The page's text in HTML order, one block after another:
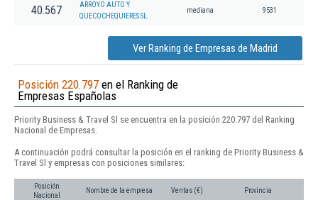
40.567
ARROYO AUTO Y
QUECOCHEQUIERES SL.
mediana 9531
Ver Ranking de Empresas de Madrid
Posición 220.797 en el Ranking de
Empresas Españolas
Priority Business & Travel Sl se encuentra en la posición 220.797 del Ranking
Nacional de Empresas.
A continuación podrá consultar la posición en el ranking de Priority Business &
Travel Sl y empresas con posiciones similares:
Posición
Nacional
Nombre de la empresa Ventas (€) Provincia